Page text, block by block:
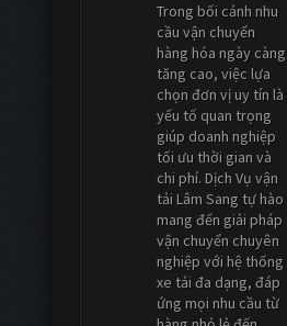
Trong bối cảnh nhu
cầu vận chuyển
hàng hóa ngày càng
tăng cao, việc lựa
chọn đơn vị uy tín là
yếu tố quan trọng
giúp doanh nghiệp
tối ưu thời gian và
chi phí. Dịch Vụ vận
tải Lâm Sang tự hào
mang đến giải pháp
vận chuyển chuyên
nghiệp với hệ thống
xe tải đa dạng, đáp
ứng mọi nhu cầu từ